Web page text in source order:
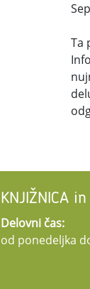
Ta
KNJIŽNICA in
Delovni čas:
od ponedeljka